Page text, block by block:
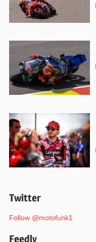
Twitter
Follow @motofunk1
Feedly